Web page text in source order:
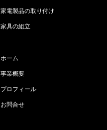
家電製品の取り付け
家具の組立
ホーム
事業概要
プロフィール
お問合せ